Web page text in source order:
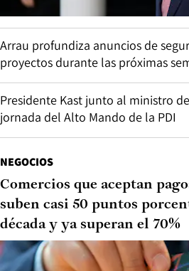
Arrau profundiza anuncios de
proyectos durante las próximas
Presidente Kast junto al ministro
jornada del Alto Mando de la PDI
NEGOCIOS
Comercios que aceptan
suben casi 50 puntos
década y ya superan el 70%